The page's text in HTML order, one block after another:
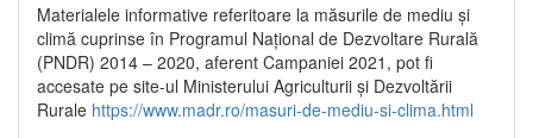
Materialele informative referitoare la măsurile de mediu și
climă cuprinse în Programul Național de Dezvoltare Rurală
(PNDR) 2014 – 2020, aferent Campaniei 2021, pot fi
accesate pe site-ul Ministerului Agriculturii și Dezvoltării
Rurale https://www.madr.ro/masuri-de-mediu-si-clima.html